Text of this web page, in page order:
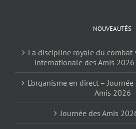
NOUVEAUTÉS
La discipline royale du combat
internationale des Amis 2026
L’organisme en direct –
Amis 2026
Journée des Amis